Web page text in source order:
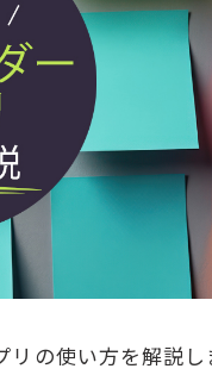
の使い方を解説し